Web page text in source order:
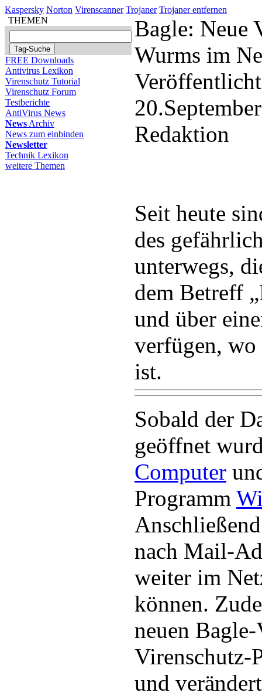
Kaspersky Norton Virenscanner Trojaner Trojaner entfernen
THEMEN
FREE Downloads
Antivirus Lexikon
Virenschutz Tutorial
Virenschutz Forum
Testberichte
AntiVirus News
News Archiv
News zum einbinden
Newsletter
Technik Lexikon
weitere Themen
Bagle: Neue
Wurms im
Redaktion
Seit heute
des
unterwegs,
dem Betreff
und über
verfügen, wo
ist.
Sobald der
geöffnet
Computer
Programm
nach Mail-
weiter im
können.
neuen
Virenschutz-
und